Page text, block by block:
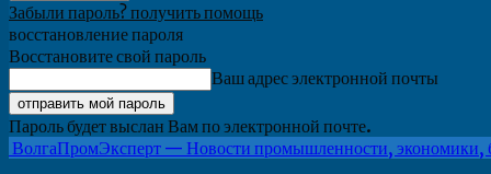
Забыли пароль? получить помощь
восстановление пароля
Восстановите свой пароль
Ваш адрес электронной почты
Пароль будет выслан Вам по электронной почте.
ВолгаПромЭксперт — Новости промышленности, экономики,